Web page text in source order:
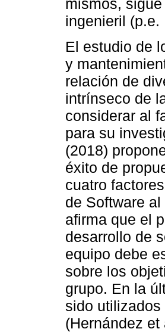
mismos,
ingenieril (p.e.
El estudio de
y
relación de
intrínseco de
considerar al
para su
(2018)
éxito de
cuatro
de Software
afirma que el
desarrollo de
equipo debe
sobre los
grupo. En la
sido
(Hernández et